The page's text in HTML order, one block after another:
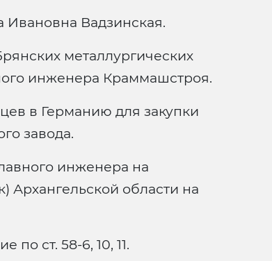
Вадзинская.
металлургических
инженера Краммашстроя.
в Германию для закупки
завода.
инженера на
Архангельской области на
по ст. 58-6, 10, 11.